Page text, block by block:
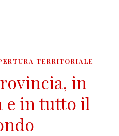
TERRITORIALE
in
e in tutto il